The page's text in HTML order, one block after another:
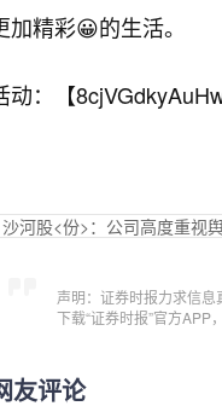
加精彩😀的生活。
动：【
沙河股<份>：公司高度重视
声明：证券时报力求信
下载“证券时报”官方APP
友评论